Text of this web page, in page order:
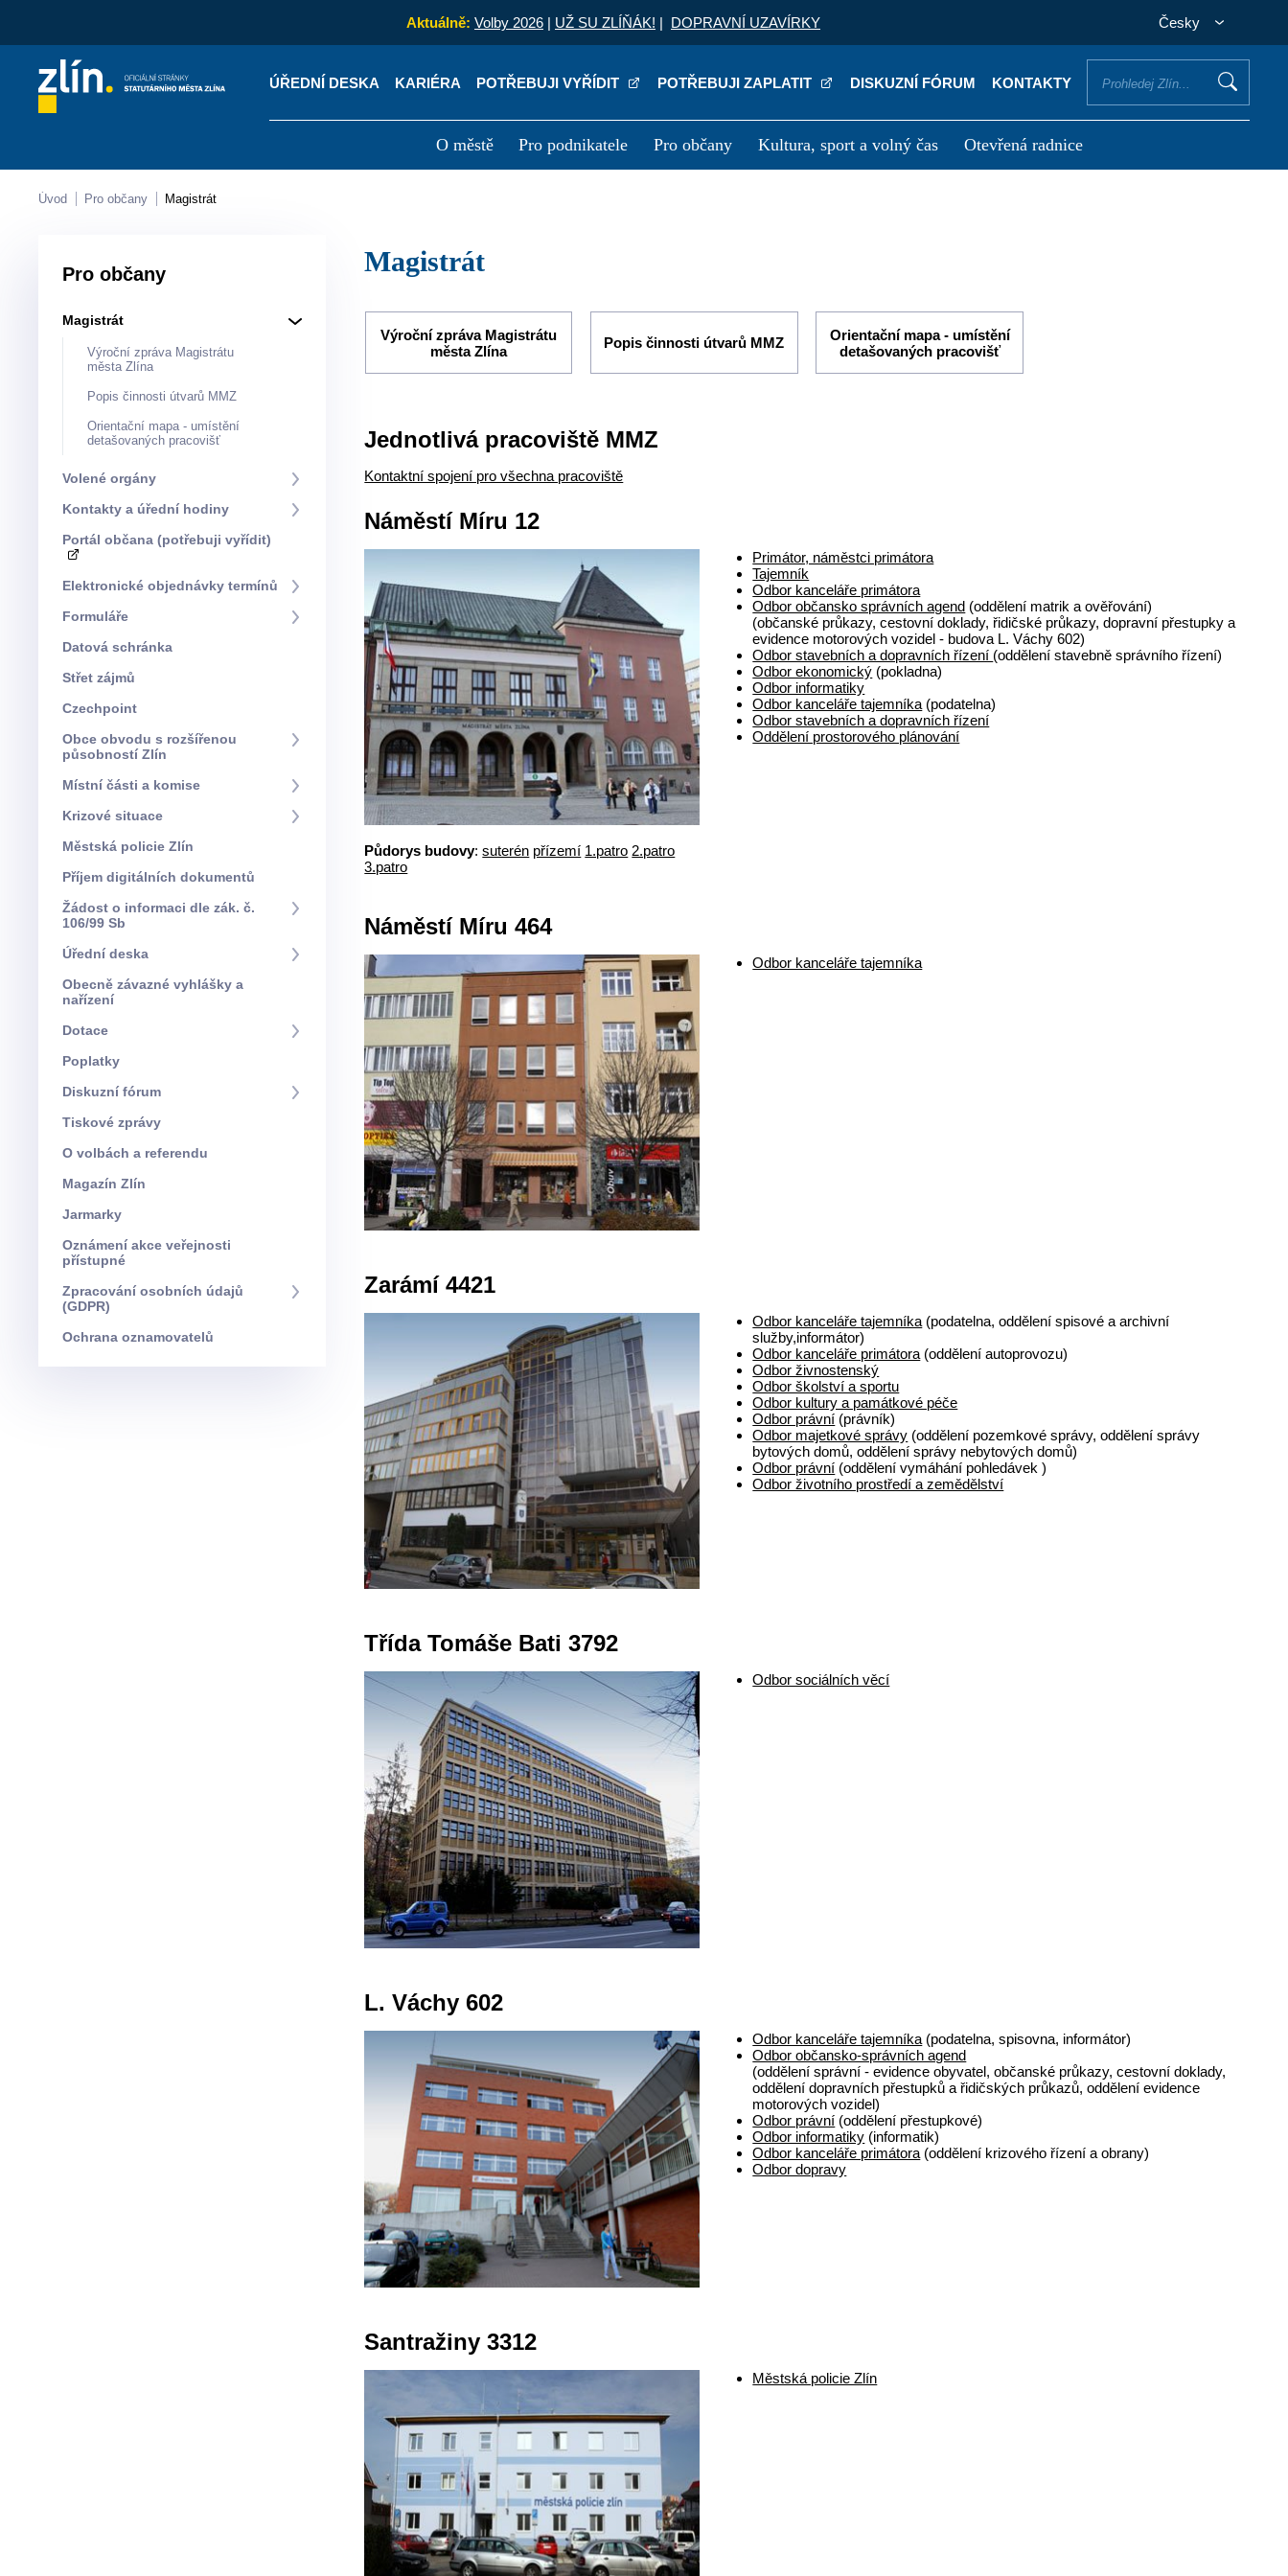
Aktuálně: Volby 2026 | UŽ SU ZLÍŇÁK! | DOPRAVNÍ UZAVÍRKY Česky
ÚŘEDNÍ DESKA KARIÉRA POTŘEBUJI VYŘÍDIT POTŘEBUJI ZAPLATIT DISKUZNÍ FÓRUM KONTAKTY
O městě Pro podnikatele Pro občany Kultura, sport a volný čas Otevřená radnice
Kontakty
Úvod Pro občany Magistrát
Pro občany
Magistrát
Výroční zpráva Magistrátu
města Zlína
Popis činnosti útvarů MMZ
Orientační mapa - umístění
detašovaných pracovišť
Volené orgány
Kontakty a úřední hodiny
Portál občana (potřebuji vyřídit)
Elektronické objednávky termínů
Formuláře
Datová schránka
Střet zájmů
Czechpoint
Obce obvodu s rozšířenou
působností Zlín
Místní části a komise
Krizové situace
Městská policie Zlín
Příjem digitálních dokumentů
Žádost o informaci dle zák. č.
106/99 Sb
Úřední deska
Obecně závazné vyhlášky a
nařízení
Dotace
Poplatky
Diskuzní fórum
Tiskové zprávy
O volbách a referendu
Magazín Zlín
Jarmarky
Oznámení akce veřejnosti
přístupné
Zpracování osobních údajů
(GDPR)
Ochrana oznamovatelů
Magistrát
Výroční zpráva Magistrátu
města Zlína
Popis činnosti útvarů MMZ
Orientační mapa - umístění
detašovaných pracovišť
Jednotlivá pracoviště MMZ
Kontaktní spojení pro všechna pracoviště
Náměstí Míru 12
Půdorys budovy:suterén přízemí 1.patro 2.patro
3.patro
Primátor, náměstci primátora
Tajemník
Odbor kanceláře primátora
Odbor občansko správních agend (oddělení matrik a ověřování)
(občanské průkazy, cestovní doklady, řidičské průkazy, dopravní přestupky a
evidence motorových vozidel - budova L. Váchy 602)
Odbor stavebních a dopravních řízení (oddělení stavebně správního řízení)
Odbor ekonomický (pokladna)
Odbor informatiky
Odbor kanceláře tajemníka (podatelna)
Odbor stavebních a dopravních řízení
Oddělení prostorového plánování
Náměstí Míru 464
Odbor kanceláře tajemníka
Zarámí 4421
Odbor kanceláře tajemníka (podatelna, oddělení spisové a archivní
služby,informátor)
Odbor kanceláře primátora (oddělení autoprovozu)
Odbor živnostenský
Odbor školství a sportu
Odbor kultury a památkové péče
Odbor právní (právník)
Odbor majetkové správy (oddělení pozemkové správy, oddělení správy
bytových domů, oddělení správy nebytových domů)
Odbor právní (oddělení vymáhání pohledávek )
Odbor životního prostředí a zemědělství
Třída Tomáše Bati 3792
Odbor sociálních věcí
L. Váchy 602
Odbor kanceláře tajemníka (podatelna, spisovna, informátor)
Odbor občansko-správních agend
(oddělení správní - evidence obyvatel, občanské průkazy, cestovní doklady,
oddělení dopravních přestupků a řidičských průkazů, oddělení evidence
motorových vozidel)
Odbor právní (oddělení přestupkové)
Odbor informatiky (informatik)
Odbor kanceláře primátora (oddělení krizového řízení a obrany)
Odbor dopravy
Santražiny 3312
Městská policie Zlín